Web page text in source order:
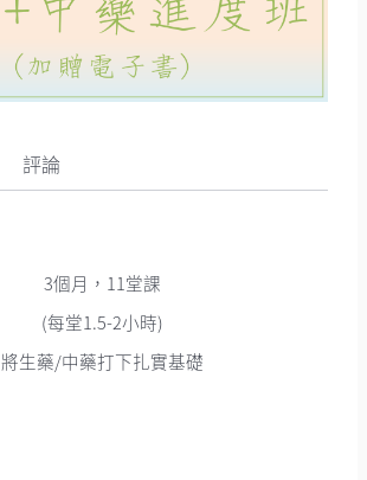
評論
3個月，11堂課
(每堂1.5-2小時)
將生藥/中藥打下扎實基礎